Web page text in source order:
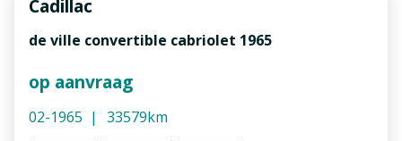
Cadillac
de ville convertible cabriolet 1965
op aanvraag
02-1965 33579km